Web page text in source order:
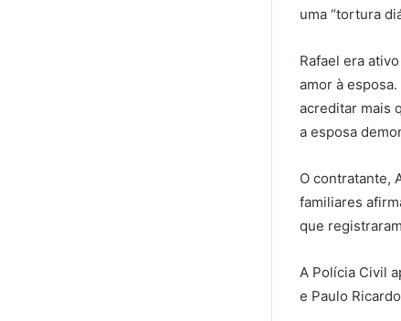
uma “tortura
Rafael era
amor à
acreditar mais
a esposa
O contratante,
familiares
que
A Polícia Civil
e Paulo